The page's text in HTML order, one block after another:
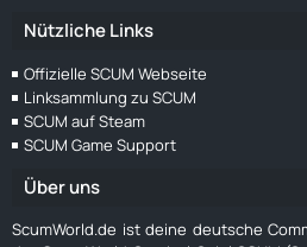
Nützliche Links
Offizielle SCUM Webseite
Linksammlung zu SCUM
SCUM auf Steam
SCUM Game Support
Über uns
ScumWorld.de ist deine deutsche